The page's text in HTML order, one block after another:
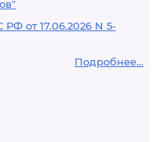
от 17.06.2026 N 5-
Подробнее...